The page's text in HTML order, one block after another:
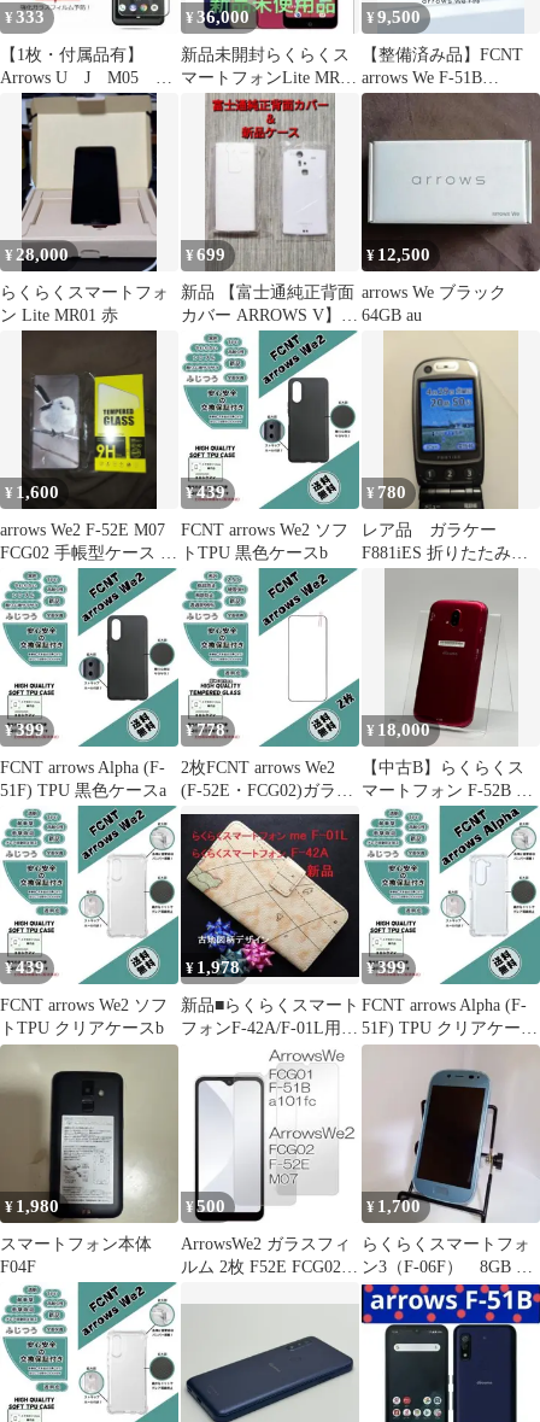
¥ 333
【1枚・付属品有】
Arrows U J M05 RX
ガラスフィルム 保
護 強化
¥ 36,000
新品未開封らくらくス
マートフォンLite MR01
/64GB FCNTマゼンタ
¥9,500
【整備済み品】FCNT
arrows We F-51B
docomo版 バッテリー
80%以上 Bランク
¥ 28,000
らくらくスマートフォ
ン Lite MR01 赤
¥699
新品 【富士通純正背面
カバー ARROWS V】
F−04E 専用ケース セッ
ト付
¥ 12,500
arrows We ブラック
64GB au
¥ 1,600
arrows We2 F-52E M07
FCG02 手帳型ケース フ
ィルム
¥439
FCNT arrows We2 ソフ
トTPU 黒色ケースb
¥ 780
レア品 ガラケー
F881iES 折りたたみ式
¥399
FCNT arrows Alpha (F-
51F) TPU 黒色ケースa
¥778
2枚FCNT arrows We2
(F-52E・FCG02)ガラス
フィルム黒d
¥ 18,000
【中古B】らくらくス
マートフォン F-52B ピ
ンク SIMフリー 白ロム
¥439
FCNT arrows We2 ソフ
トTPU クリアケースb
¥ 1,978
新品■らくらくスマート
フォンF-42A/F-01L用ワ
ールド地図柄手帳型ケ
ース
¥399
FCNT arrows Alpha (F-
51F) TPU クリアケース
b
¥ 1,980
スマートフォン本体
F04F
¥500
ArrowsWe2 ガラスフィ
ルム 2枚 F52E FCG02
¥ 1,700
らくらくスマートフォ
ン3（F-06F） 8GB エ
アーブルー